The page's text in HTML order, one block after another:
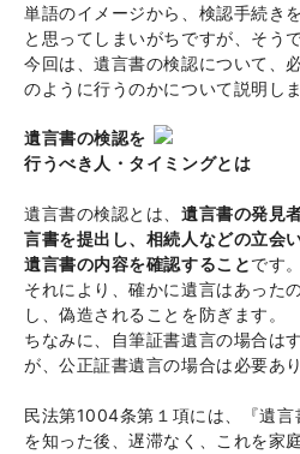
単語のイメージから、検認手続き
と思ってしまいがちですが、そう
今回は、遺言書の検認について、
のように行うのかについて説明しま
遺言書の検認を
行うべき人・タイミングとは
遺言書の検認とは、遺言書の発見
言書を提出し、相続人などの立会
遺言書の内容を確認することです。
それにより、確かに遺言はあった
し、偽造されることを防ぎます。
ちなみに、自筆証書遺言の場合は
が、公正証書遺言の場合は必要あり
民法第1004条第１項には、『遺
を知った後、遅滞なく、これを家